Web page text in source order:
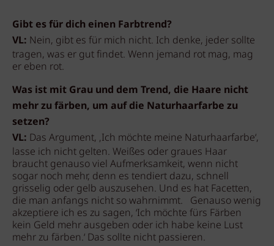
Gibt es für dich einen Farbtrend?
VL: Nein, gibt es für mich nicht. Ich denke, jeder sollte
tragen, was er gut findet. Wenn jemand rot mag, mag
er eben rot.
Was ist mit Grau und dem Trend, die Haare nicht
mehr zu färben, um auf die Naturhaarfarbe zu
setzen?
VL: Das Argument, ‚Ich möchte meine Naturhaarfarbe‘,
lasse ich nicht gelten. Weißes oder graues Haar
braucht genauso viel Aufmerksamkeit, wenn nicht
sogar noch mehr, denn es tendiert dazu, schnell
grisselig oder gelb auszusehen. Und es hat Facetten,
die man anfangs nicht so wahrnimmt. Genauso wenig
akzeptiere ich es zu sagen, ‘Ich möchte fürs Färben
kein Geld mehr ausgeben oder ich habe keine Lust
mehr zu färben.‘ Das sollte nicht passieren.